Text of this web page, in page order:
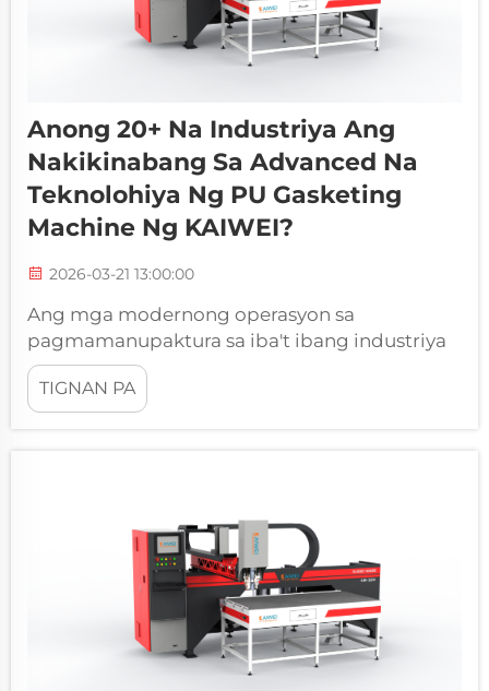
Anong 20+ Na Industriya Ang
Nakikinabang Sa Advanced Na
Teknolohiya Ng PU Gasketing
Machine Ng KAIWEI?
2026-03-21 13:00:00
Ang mga modernong operasyon sa
pagmamanupaktura sa iba't ibang industriya
ay lumalaking umaasa sa mga solusyon sa
pagse-seal na may kahusayan upang matiyak
ang integridad at pagganap ng produkto. Ang
TIGNAN PA